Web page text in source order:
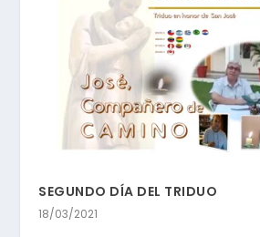
SEGUNDO DÍA DEL TRIDUO
18/03/2021